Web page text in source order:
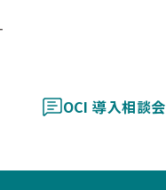
OCI 導入相談会